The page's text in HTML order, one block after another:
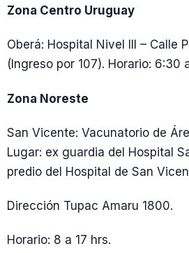
Zona Centro Uruguay
Oberá: Hospital Nivel III – Calle
(Ingreso por 107). Horario: 6:30
Zona Noreste
San Vicente: Vacunatorio de
Lugar: ex guardia del Hospital
predio del Hospital de San
Dirección Tupac Amaru 1800.
Horario: 8 a 17 hrs.